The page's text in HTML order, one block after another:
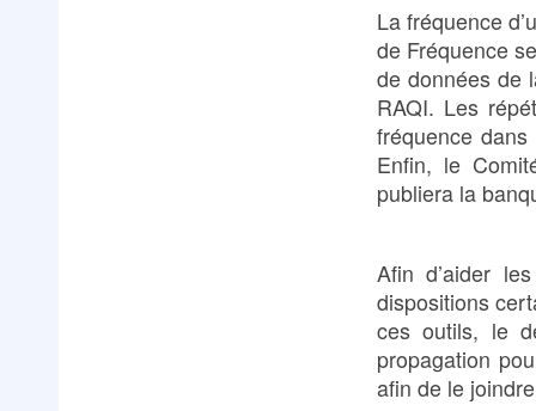
La fréquence
de Fréquence
de données de
RAQI. Les
fréquence
Enfin, le
publiera la
Afin d’aider
dispositions
ces outils, le
propagation
afin de le